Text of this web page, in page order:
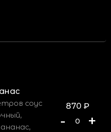
соус
870 ₽
- 0 +